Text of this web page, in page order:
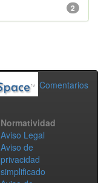
2
Comentarios
Normatividad
Aviso Legal
Aviso de
privacidad
simplificado